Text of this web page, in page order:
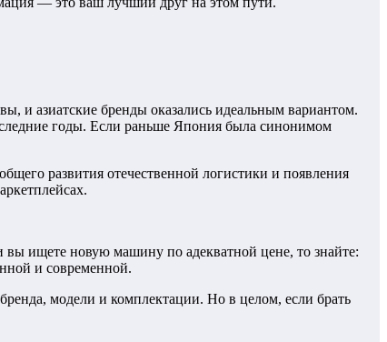
и азиатские бренды оказались идеальным вариантом.
годы. Если раньше Япония была синонимом
развития отечественной логистики и появления
вы ищете новую машину по адекватной цене, то знайте:
и современной.
модели и комплектации. Но в целом, если брать